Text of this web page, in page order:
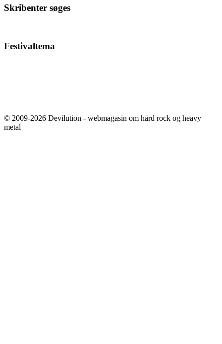
Skribenter søges
Festivaltema
© 2009-2026 Devilution - webmagasin om hård rock og heavy
metal